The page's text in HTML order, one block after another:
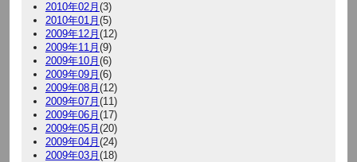
2010年02月 (3)
2010年01月 (5)
2009年12月 (12)
2009年11月 (9)
2009年10月 (6)
2009年09月 (6)
2009年08月 (12)
2009年07月 (11)
2009年06月 (17)
2009年05月 (20)
2009年04月 (24)
2009年03月 (18)